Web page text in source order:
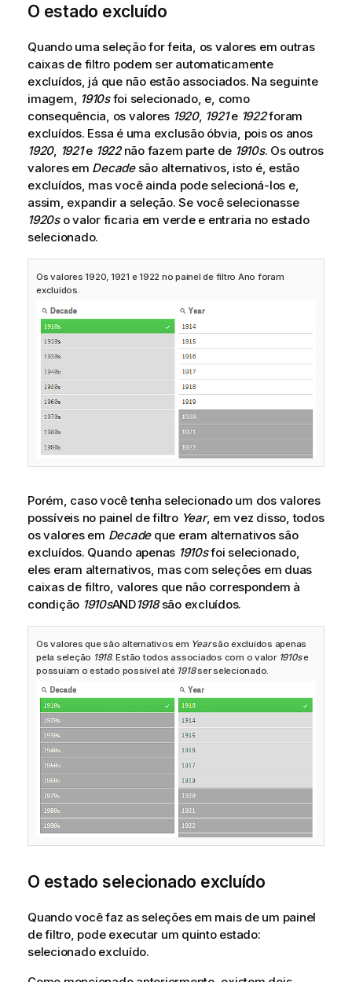
O estado excluído
Quando uma seleção for feita, os valores em outras
caixas de filtro podem ser automaticamente
excluídos, já que não estão associados. Na seguinte
imagem, 1910sfoi selecionado, e, como
consequência, os valores 1920, 1921e 1922foram
excluídos. Essa é uma exclusão óbvia, pois os anos
1920, 1921e 1922não fazem parte de 1910s. Os outros
valores em Decadesão alternativos, isto é, estão
excluídos, mas você ainda pode selecioná-los e,
assim, expandir a seleção. Se você selecionasse
1920so valor ficaria em verde e entraria no estado
selecionado.
Os valores 1920, 1921 e 1922 no painel de filtro Ano foram
excluídos.
Porém, caso você tenha selecionado um dos valores
possíveis no painel de filtro Year, em vez disso, todos
os valores em Decadeque eram alternativos são
excluídos. Quando apenas 1910sfoi selecionado,
eles eram alternativos, mas com seleções em duas
caixas de filtro, valores que não correspondem à
condição 1910sAND1918são excluídos.
Os valores que são alternativos em Yearsão excluídos apenas
pela seleção 1918. Estão todos associados com o valor 1910se
possuíam o estado possível até 1918ser selecionado.
O estado selecionado excluído
Quando você faz as seleções em mais de um painel
de filtro, pode executar um quinto estado:
selecionado excluído.